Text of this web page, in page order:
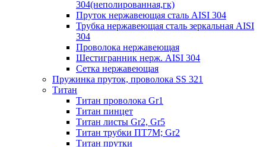
304(неполированная,гк)
Пруток нержавеющая сталь AISI 304
Трубка нержавеющая сталь зеркальная AISI
304
Проволока нержавеющая
Шестигранник нерж. AISI 304
Сетка нержавеющая
Пружинка пруток, проволока SS 321
Титан
Титан проволока Gr1
Титан пинцет
Титан листы Gr2, Gr5
Титан трубки ПТ7М; Gr2
Титан прутки